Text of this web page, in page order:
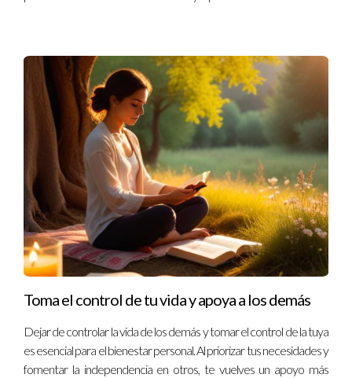
Toma el control de tu vida y apoya a los demás
Dejar de controlar la vida de los demás y tomar el control de la tuya
es esencial para el bienestar personal. Al priorizar tus necesidades y
fomentar la independencia en otros, te vuelves un apoyo más